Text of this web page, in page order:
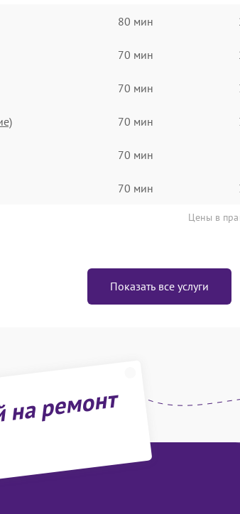
80 мин
70 мин
70 мин
70 мин
70 мин
70 мин
Цены в
Показать все услуги
ремонт